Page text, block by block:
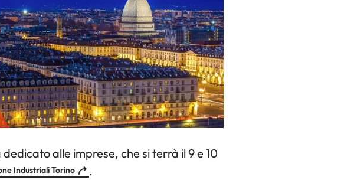
alle imprese, che si terrà il 9 e 10
Industriali Torino .